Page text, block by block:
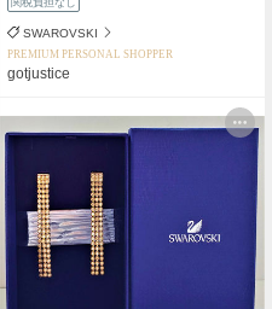
SWAROVSKI
PREMIUM PERSONAL SHOPPER
gotjustice